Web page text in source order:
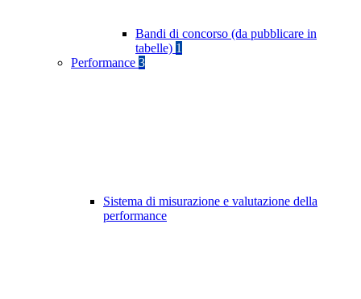
Bandi di concorso (da pubblicare in
tabelle) 1
Performance 3
Sistema di misurazione e valutazione della
performance